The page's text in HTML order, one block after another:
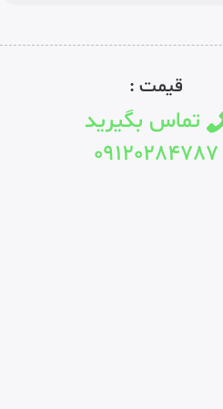
قیمت :
تماس بگیرید
09120284787